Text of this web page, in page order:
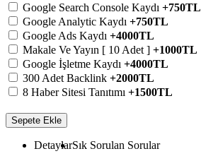
Google Search Console Kaydı +750TL
Google Analytic Kaydı +750TL
Google Ads Kaydı +4000TL
Makale Ve Yayın [ 10 Adet ] +1000TL
Google İşletme Kaydı +4000TL
300 Adet Backlink +2000TL
8 Haber Sitesi Tanıtımı +1500TL
Sepete Ekle
DetaylarSık Sorulan Sorular